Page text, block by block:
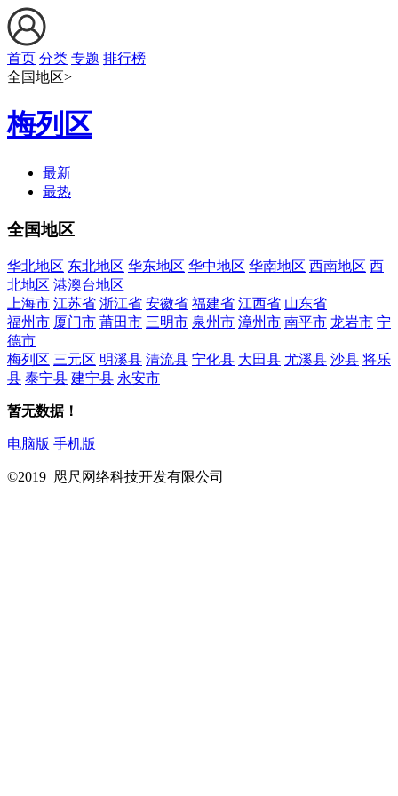
首页 分类 专题 排行榜
全国地区>
梅列区
最新
最热
全国地区
华北地区 东北地区 华东地区 华中地区 华南地区 西南地区 西
北地区 港澳台地区
上海市 江苏省 浙江省 安徽省 福建省 江西省 山东省
福州市 厦门市 莆田市 三明市 泉州市 漳州市 南平市 龙岩市 宁
德市
梅列区 三元区 明溪县 清流县 宁化县 大田县 尤溪县 沙县 将乐
县 泰宁县 建宁县 永安市
暂无数据！
电脑版 手机版
©2019 咫尺网络科技开发有限公司